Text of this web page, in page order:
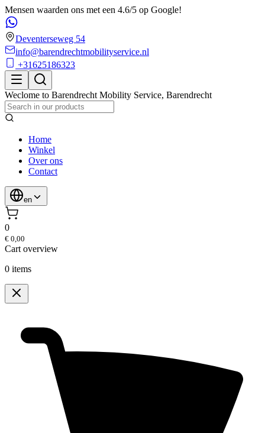
Mensen waarden ons met een 4.6/5 op Google!
Deventerseweg 54
info@barendrechtmobilityservice.nl
+31625186323
Weclome to Barendrecht Mobility Service, Barendrecht
Home
Winkel
Over ons
Contact
en
0
€ 0,00
Cart overview
0 items